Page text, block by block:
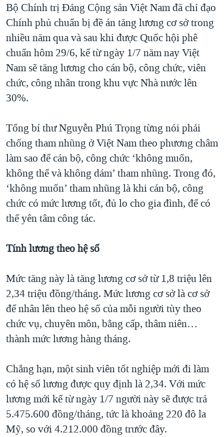
Bộ Chính trị Đảng Cộng sản Việt Nam đã chỉ đạo
Chính phủ chuẩn bị đề án tăng lương cơ sở trong
nhiều năm qua và sau khi được Quốc hội phê
chuẩn hôm 29/6, kể từ ngày 1/7 năm nay Việt
Nam sẽ tăng lương cho cán bộ, công chức, viên
chức, công nhân trong khu vực Nhà nước lên
30%.
Tổng bí thư Nguyễn Phú Trọng từng nói phải
chống tham nhũng ở Việt Nam theo phương châm
làm sao để cán bộ, công chức ‘không muốn,
không thể và không dám’ tham nhũng. Trong đó,
‘không muốn’ tham nhũng là khi cán bộ, công
chức có mức lương tốt, đủ lo cho gia đình, để có
thể yên tâm công tác.
Tính lương theo hệ số
Mức tăng này là tăng lương cơ sở từ 1,8 triệu lên
2,34 triệu đồng/tháng. Mức lương cơ sở là cơ sở
để nhân lên theo hệ số của mỗi người tùy theo
chức vụ, chuyên môn, bằng cấp, thâm niên…
thành mức lương hàng tháng.
Chẳng hạn, một sinh viên tốt nghiệp mới đi làm
có hệ số lương được quy định là 2,34. Với mức
lương mới kể từ ngày 1/7 người này sẽ được trả
5.475.600 đồng/tháng, tức là khoảng 220 đô la
Mỹ, so với 4.212.000 đồng trước đây.